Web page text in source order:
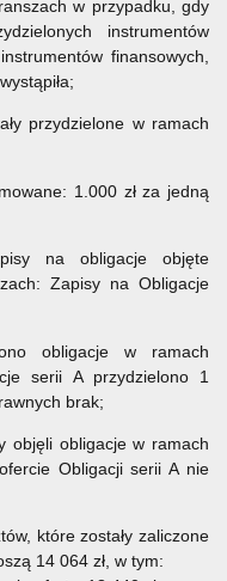
w przypadku, gdy
instrumentów
finansowych,
przydzielone w ramach
1.000 zł za jedną
na obligacje objęte
Zapisy na Obligacje
obligacje w ramach
serii A przydzielono 1
brak;
objęli obligacje w ramach
Obligacji serii A nie
które zostały zaliczone
14 064 zł, w tym: